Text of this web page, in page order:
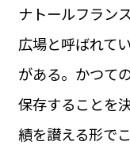
#パリ
#お土産 #ト
#フランスの教育制度
#カルカッソンヌ
#フランス生活
#レ
#アルザス地方
#フ
ナトールフラン
広場と呼ばれて
がある。かつて
保存することを
績を讃える形で